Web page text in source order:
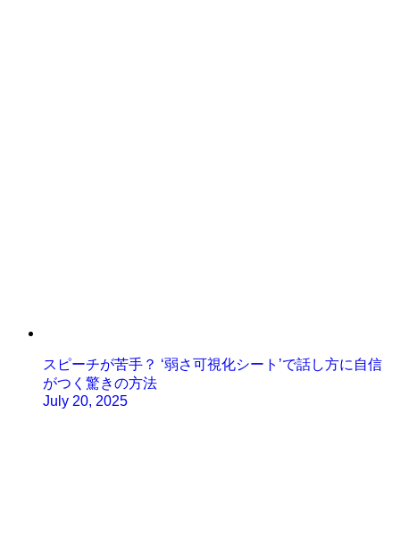
スピーチが苦手？ ‘弱さ可視化シート’で話し方に自信
がつく驚きの方法
July 20, 2025